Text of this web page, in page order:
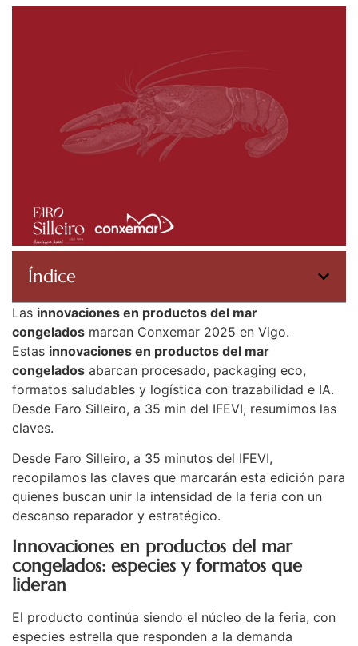
Índice
Las innovaciones en productos del mar
congelados marcan Conxemar 2025 en Vigo.
Estas innovaciones en productos del mar
congelados abarcan procesado, packaging eco,
formatos saludables y logística con trazabilidad e IA.
Desde Faro Silleiro, a 35 min del IFEVI, resumimos las
claves.
Desde Faro Silleiro, a 35 minutos del IFEVI,
recopilamos las claves que marcarán esta edición para
quienes buscan unir la intensidad de la feria con un
descanso reparador y estratégico.
Innovaciones en productos del mar
congelados: especies y formatos que
lideran
El producto continúa siendo el núcleo de la feria, con
especies estrella que responden a la demanda